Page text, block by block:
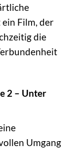
ein Film, der
die
2 – Unter
Umgang